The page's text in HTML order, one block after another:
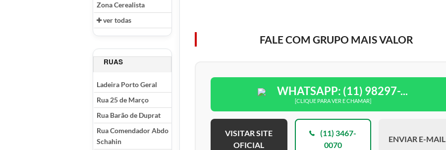
Zona Cerealista
ver todas
RUAS
Ladeira Porto Geral
Rua 25 de Março
Rua Barão de Duprat
Rua Comendador Abdo
Schahin
FALE COM GRUPO MAIS VALOR
WHATSAPP: (11) 98297-...
[CLIQUE PARA VER E CHAMAR]
VISITAR SITE
OFICIAL
(11) 3467-
0070
ENVIAR E-MAIL